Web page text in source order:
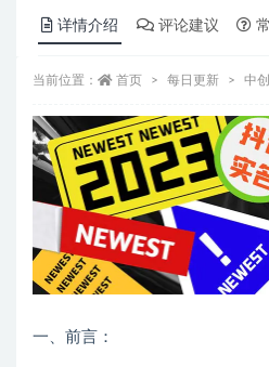
详情介绍 评论建议
当前位置： 首页 每日更新 中
一、前言：